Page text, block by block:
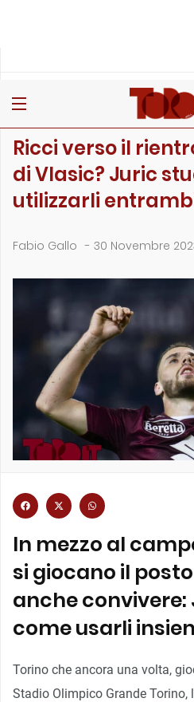
Ricci verso il
di Vlasic? Juric
utilizzarli
Fabio Gallo - 30 Novembre
In mezzo al
si giocano il
anche convivere:
come usarli
Torino che ancora una volta,
Stadio Olimpico Grande Torino,